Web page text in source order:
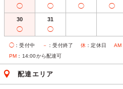
◯ ◯ ◯ ◯
30
◯
31
◯
◯ ：受付中 － ：受付終了 休 ：定休日 AM
PM ：14:00から配達可
配達エリア